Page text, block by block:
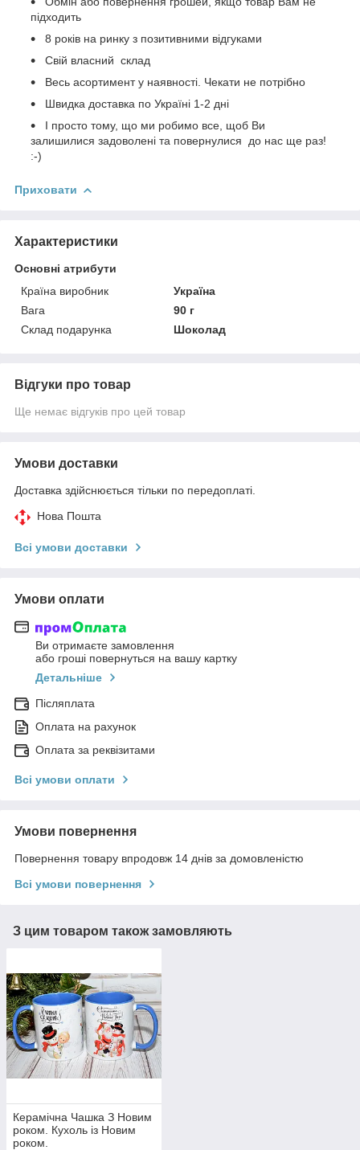
підходить
8 років на ринку з позитивними відгуками
Свій власний склад
Весь асортимент у наявності. Чекати не потрібно
Швидка доставка по Україні 1-2 дні
І просто тому, що ми робимо все, щоб Ви
залишилися задоволені та повернулися до нас ще раз!
:-)
Приховати
Характеристики
Основні атрибути
Країна виробник
Україна
Вага
90 г
Склад подарунка
Шоколад
Відгуки про товар
Ще немає відгуків про цей товар
Умови доставки
Доставка здійснюється тільки по передоплаті.
Нова Пошта
Всі умови доставки
Умови оплати
Ви отримаєте замовлення
або гроші повернуться на вашу картку
Детальніше
Післяплата
Оплата на рахунок
Оплата за реквізитами
Всі умови оплати
Умови повернення
Повернення товару впродовж 14 днів за домовленістю
Всі умови повернення
З цим товаром також замовляють
Керамічна Чашка З Новим
роком. Кухоль із Новим
роком.